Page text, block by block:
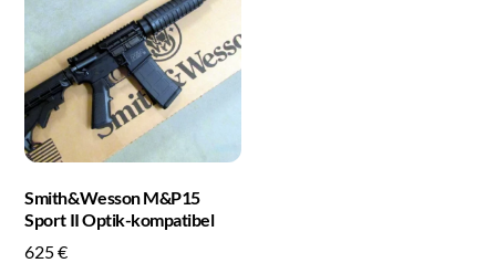
Smith&Wesson M&P15
Sport II Optik-kompatibel
625€